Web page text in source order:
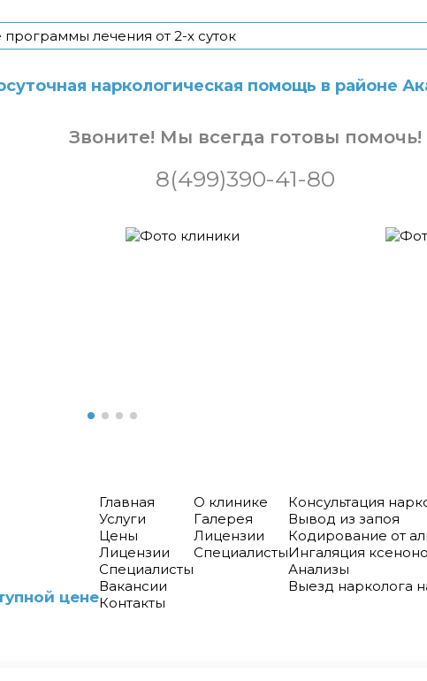
лечения от 2-х суток
наркологическая помощь в районе
Звоните! Мы всегда готовы помочь!
8(499)390-41-80
цене
Главная
Услуги
Цены
Лицензии
Специалисты
Вакансии
Контакты
О клинике
Галерея
Лицензии
Специалисты
Консультация
Вывод из запоя
Кодирование от
Ингаляция
Анализы
Выезд нарколога